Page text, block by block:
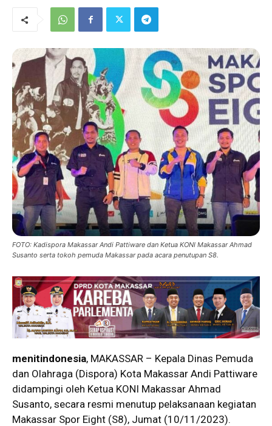
FOTO: Kadispora Makassar Andi Pattiware dan Ketua KONI Makassar Ahmad
Susanto serta tokoh pemuda Makassar pada acara penutupan S8.
menitindonesia, MAKASSAR – Kepala Dinas Pemuda
dan Olahraga (Dispora) Kota Makassar Andi Pattiware
didampingi oleh Ketua KONI Makassar Ahmad
Susanto, secara resmi menutup pelaksanaan kegiatan
Makassar Spor Eight (S8), Jumat (10/11/2023).